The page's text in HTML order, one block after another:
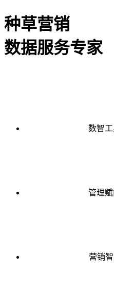
种草营销
数据服务专家
数智
管理
营销